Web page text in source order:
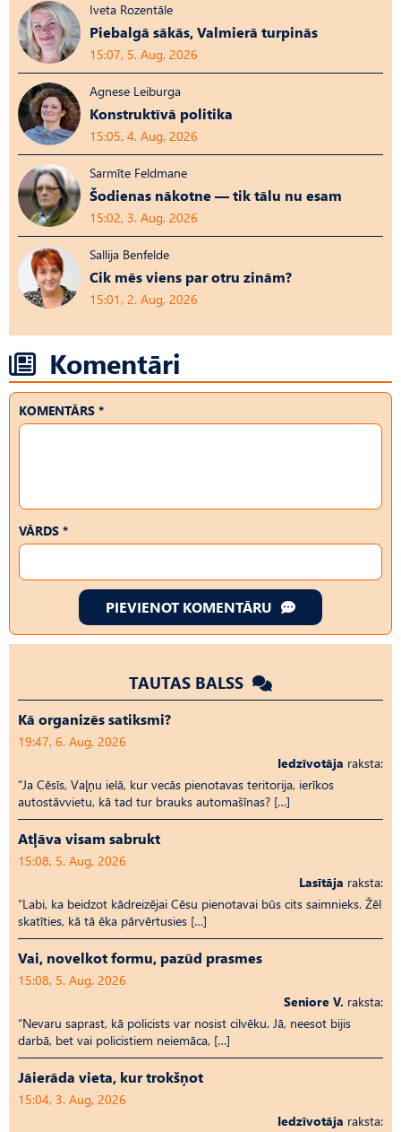
Iveta Rozentāle
Piebalgā sākās, Valmierā turpinās
15:07, 5. Aug, 2026
Agnese Leiburga
Konstruktīvā politika
15:05, 4. Aug, 2026
Sarmīte Feldmane
Šodienas nākotne — tik tālu nu esam
15:02, 3. Aug, 2026
Sallija Benfelde
Cik mēs viens par otru zinām?
15:01, 2. Aug, 2026
Komentāri
KOMENTĀRS *
VĀRDS *
PIEVIENOT KOMENTĀRU
TAUTAS BALSS
Kā organizēs satiksmi?
19:47, 6. Aug, 2026
Iedzīvotāja raksta:
“Ja Cēsīs, Vaļņu ielā, kur vecās pienotavas teritorija, ierīkos
autostāvvietu, kā tad tur brauks automašīnas? […]
Atļāva visam sabrukt
15:08, 5. Aug, 2026
Lasītāja raksta:
“Labi, ka beidzot kādreizējai Cēsu pienotavai būs cits saimnieks. Žēl
skatīties, kā tā ēka pārvērtusies […]
Vai, novelkot formu, pazūd prasmes
15:08, 5. Aug, 2026
Seniore V. raksta:
“Nevaru saprast, kā policists var nosist cilvēku. Jā, neesot bijis
darbā, bet vai policistiem neiemāca, […]
Jāierāda vieta, kur trokšņot
15:04, 3. Aug, 2026
Iedzīvotāja raksta: